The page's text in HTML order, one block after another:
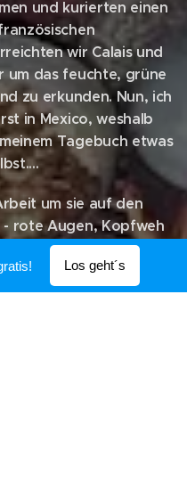
und kurierten einen
wir Calais und
um das feuchte, grüne
zu erkunden. Nun, ich
in Mexico, weshalb
Tagebuch etwas
um sie auf den
rote Augen, Kopfweh
einige der
Ich hoffe, die Arbeit
wissen:
Los geht´s